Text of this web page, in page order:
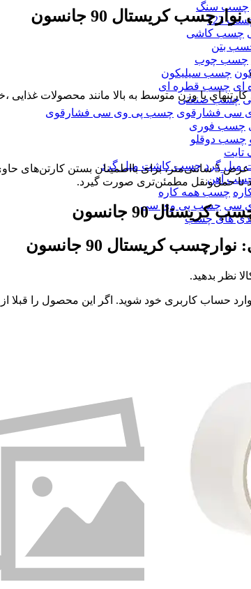
چسب سنگ
123
چسب کاشی
بتن
چسب چوب
چسب سیلیکون
ای چسب قطره ای
چسب صنعتی
سی فشارقوی چسب پی وی سی فشارقوی
چسب فوری
چسب دوقلو
تایت
گرد چسب کاشت میل گرد
آهن
چسب همه کاره
سی چسب پی وی سی
های چسب
نوارچسب کریستال 90 جانسون
کارتنهای با وزن متوسط به بالا مانند محصولات
نوارچسب کریستال جانسون با عرض 5 سانتی‌متر، برای
تا حمل‌ونقل مطمئن‌تری صورت گیرد.
کریستال 90 جانسون
نوارچسب کریستال 90 جانسون
نظر بدهید.
وارد حساب کاربری خود شوید. اگر این محصول را